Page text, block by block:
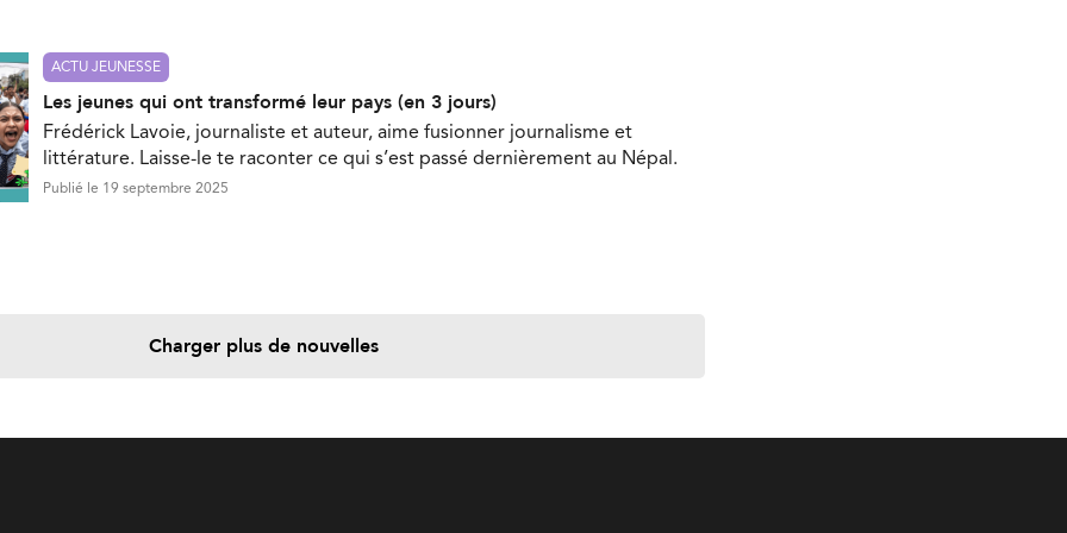
ACTU JEUNESSE
Les jeunes qui ont transformé leur pays (en 3 jours)
Frédérick Lavoie, journaliste et auteur, aime fusionner journalisme et
littérature. Laisse-le te raconter ce qui s’est passé dernièrement au Népal.
Publié le 19 septembre 2025
Charger plus de nouvelles